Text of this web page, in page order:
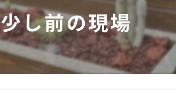
少し前の現場